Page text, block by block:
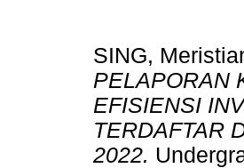
SING,
PELAPORAN
EFISIENSI
TERDAFTAR
2022.